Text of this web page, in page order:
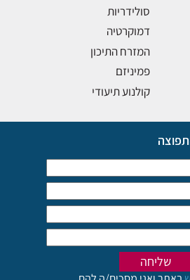
סולידריות
דמוקרטיה
המזרח התיכון
פמיניזם
קולנוע תיעודי